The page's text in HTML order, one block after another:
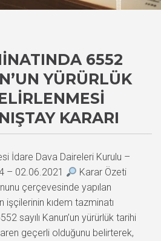
6552
YÜRÜRLÜK
KARARI
İdare Dava Daireleri Kurulu –
– 02.06.2021
Karar Özeti
çerçevesinde yapılan
işçilerinin kıdem tazminatı
sayılı Kanun’un yürürlük tarihi
geçerli olduğunu belirterek,